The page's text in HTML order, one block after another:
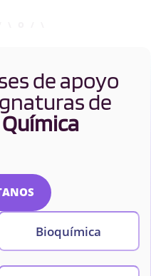
de apoyo
de
Bioquímica